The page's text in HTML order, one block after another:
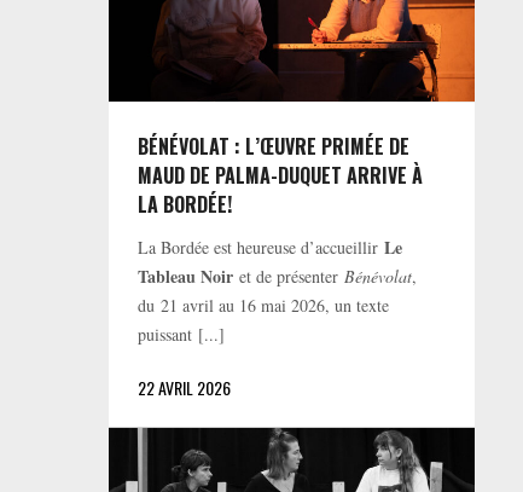
BÉNÉVOLAT : L’ŒUVRE PRIMÉE DE
MAUD DE PALMA-DUQUET ARRIVE À
LA BORDÉE!
La Bordée est heureuse d’accueillirLe
Tableau Noir et de présenterBénévolat,
du 21 avril au 16 mai 2026, un texte
puissant [...]
22 AVRIL 2026